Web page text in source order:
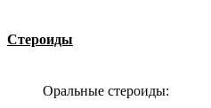
Стероиды
Оральные стероиды: